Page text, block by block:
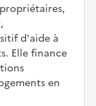
d'aide à
Elle finance
en